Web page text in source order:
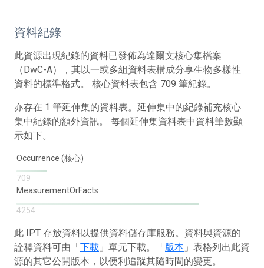
資料紀錄
此資源出現紀錄的資料已發佈為達爾文核心集檔案
（DwC-A），其以一或多組資料表構成分享生物多樣性
資料的標準格式。 核心資料表包含 709 筆紀錄。
亦存在 1 筆延伸集的資料表。延伸集中的紀錄補充核心
集中紀錄的額外資訊。 每個延伸集資料表中資料筆數顯
示如下。
Occurrence (核心)
709
MeasurementOrFacts
4254
此 IPT 存放資料以提供資料儲存庫服務。資料與資源的
詮釋資料可由「下載 」單元下載。「版本 」表格列出此資
源的其它公開版本，以便利追蹤其隨時間的變更。